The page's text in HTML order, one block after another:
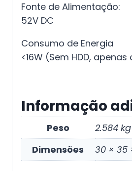
Fonte de Alimentação:
52V DC
Consumo de Energia
<16W (Sem HDD, apenas
Informação
Peso
2.584 kg
Dimensões
30 × 35